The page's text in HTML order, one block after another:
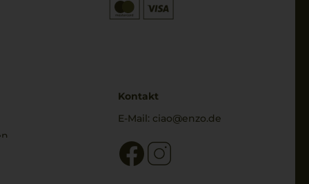
Kontakt
E-Mail: ciao@enzo.de